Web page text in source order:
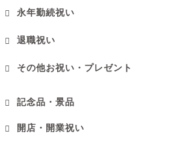
永年勤続祝い
退職祝い
その他お祝い・プレゼント
記念品・景品
開店・開業祝い